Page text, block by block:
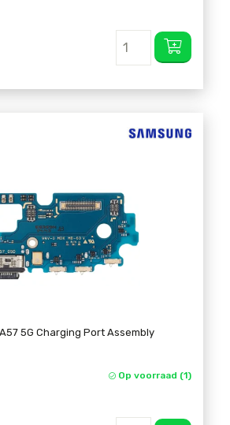
5G Charging Port Assembly
Op voorraad (1)